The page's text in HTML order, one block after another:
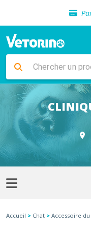
Livraison
Livraison
Accueil > Chat > Accessoire